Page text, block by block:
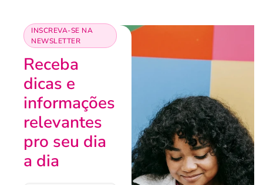
INSCREVA-SE NA
NEWSLETTER
Receba
dicas e
informações
relevantes
pro seu dia
a dia